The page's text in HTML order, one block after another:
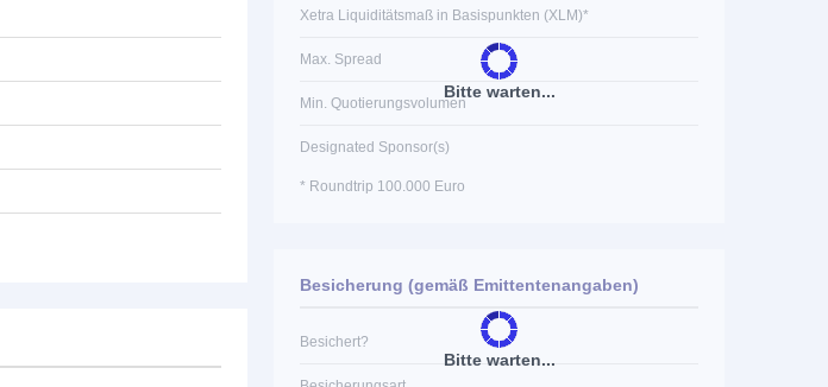
Bitte warten...
Xetra Liquiditätsmaß in Basispunkten (XLM)*
Max. Spread
Min. Quotierungsvolumen
Designated Sponsor(s)
* Roundtrip 100.000 Euro
Bitte warten...
Besicherung (gemäß Emittentenangaben)
Besichert?